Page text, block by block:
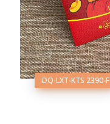
DQ-LXT-KTS 2390-F